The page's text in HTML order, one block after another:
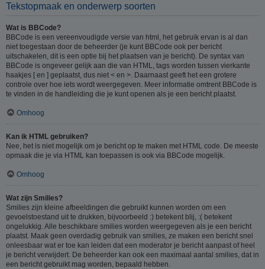
Tekstopmaak en onderwerp soorten
Wat is BBCode?
BBCode is een vereenvoudigde versie van html, het gebruik ervan is al dan
niet toegestaan door de beheerder (je kunt BBCode ook per bericht
uitschakelen, dit is een optie bij het plaatsen van je bericht). De syntax van
BBCode is ongeveer gelijk aan die van HTML, tags worden tussen vierkante
haakjes [ en ] geplaatst, dus niet < en >. Daarnaast geeft het een grotere
controle over hoe iets wordt weergegeven. Meer informatie omtrent BBCode is
te vinden in de handleiding die je kunt openen als je een bericht plaatst.
Omhoog
Kan ik HTML gebruiken?
Nee, het is niet mogelijk om je bericht op te maken met HTML code. De meeste
opmaak die je via HTML kan toepassen is ook via BBCode mogelijk.
Omhoog
Wat zijn Smilies?
Smilies zijn kleine afbeeldingen die gebruikt kunnen worden om een
gevoelstoestand uit te drukken, bijvoorbeeld :) betekent blij, :( betekent
ongelukkig. Alle beschikbare smilies worden weergegeven als je een bericht
plaatst. Maak geen overdadig gebruik van smilies, ze maken een bericht snel
onleesbaar wat er toe kan leiden dat een moderator je bericht aanpast of heel
je bericht verwijdert. De beheerder kan ook een maximaal aantal smilies, dat in
een bericht gebruikt mag worden, bepaald hebben.